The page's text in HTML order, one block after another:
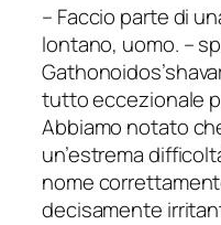
– Faccio parte di
lontano, uomo. –
tutto eccezionale
Abbiamo notato
un’estrema
nome
decisamente